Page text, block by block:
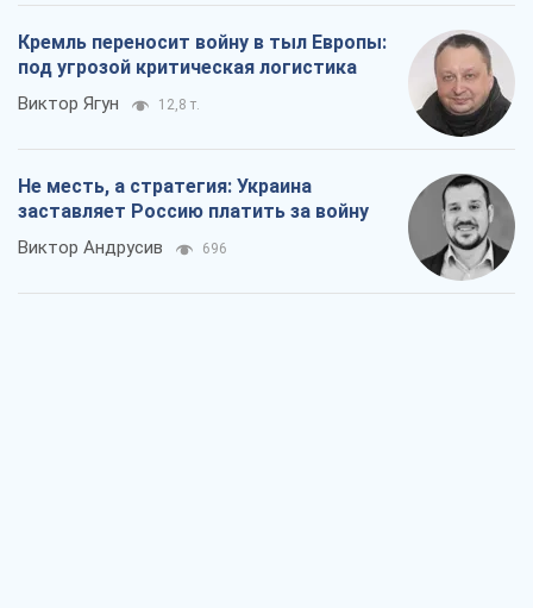
Кремль переносит войну в тыл Европы:
под угрозой критическая логистика
Виктор Ягун 12,8 т.
Не месть, а стратегия: Украина
заставляет Россию платить за войну
Виктор Андрусив 696